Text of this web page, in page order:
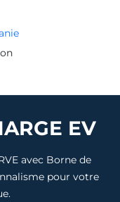
EV
avec Borne de
pour votre